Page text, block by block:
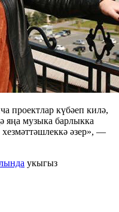
проектлар күбәеп килә,
яңа музыка барлыкка
әзер», —
укыгыз